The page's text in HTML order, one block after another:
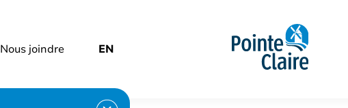
Nous joindre EN